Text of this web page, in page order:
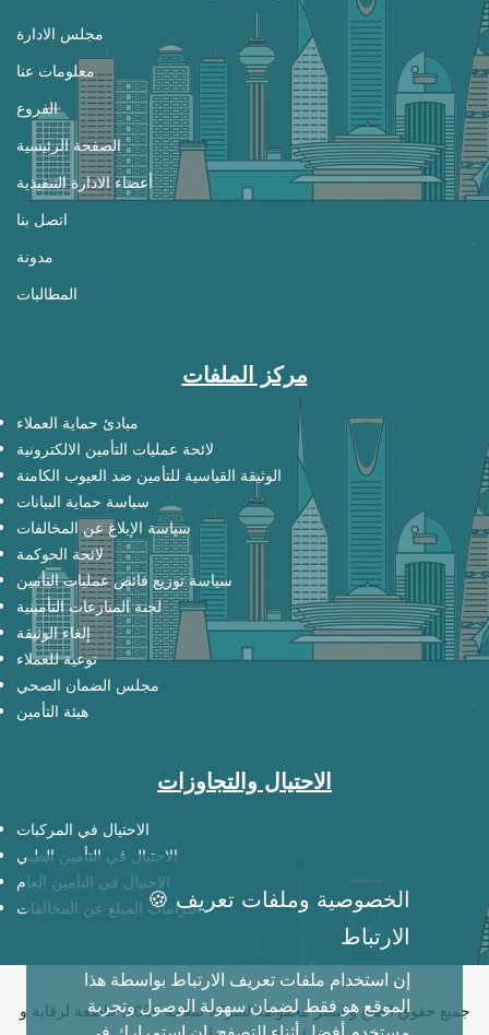
مجلس الادارة
معلومات عنا
الفروع
الصفحة الرئيسية
أعضاء الادارة التنفيذية
اتصل بنا
مدونة
المطالبات
مركز الملفات
مبادئ حماية العملاء
لائحة عمليات التأمين الالكترونية
الوثيقة القياسية للتأمين ضد العيوب الكامنة
سياسة حماية البيانات
سياسة الإبلاغ عن المخالفات
لائحة الحوكمة
سياسة توزيع فائض عمليات التأمين
لجنة المنازعات التأمينية
إلغاء الوثيقة
توعية للعملاء
مجلس الضمان الصحي
هيئة التأمين
الاحتيال والتجاوزات
الاحتيال في المركبات
الاحتيال في التأمين الطبي
الاحتيال في التأمين العام
التزامات المبلغ عن المخالفات
جميع حقوق الطبع والنشر محفوظة لشركة سلامة 2026, خاضعة لرقابة و
🍪 الخصوصية وملفات تعريف
الارتباط
إن استخدام ملفات تعريف الارتباط بواسطة هذا
الموقع هو فقط لضمان سهولة الوصول وتجربة